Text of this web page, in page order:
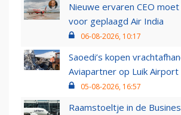
Nieuwe ervaren CEO
voor geplaagd Air India
06-08-2026, 10:17
Saoedi’s kopen
Aviapartner op Luik Airport
05-08-2026, 16:57
Raamstoeltje in de